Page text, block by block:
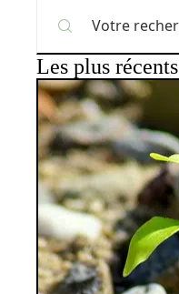
Les plus récents